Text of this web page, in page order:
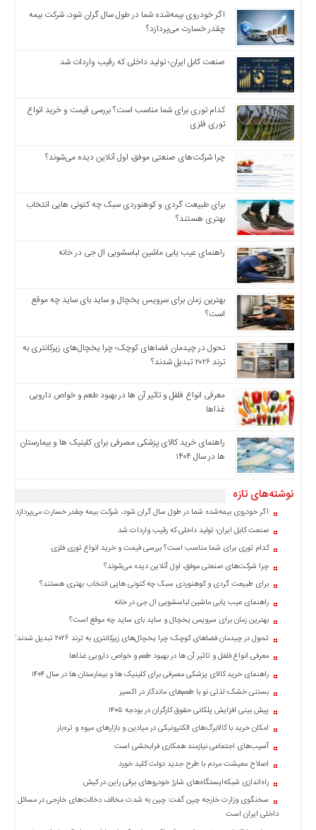
حوادث
اخبار
سیاسی
اخبار
فرهنگی
دسترسی
سریع
صفحه
اصلی
اخبار
ایران
اخبار
المللی
اخبار
اقتصادی
جدید
اخبار
حوادث
اخبار
سیاسی
اخبار
فرهنگی
اخبار
سایت
اگر خودروی بیمه‌شده شما در طول سال گران شود، شرکت بیمه
چقدر خسارت می‌پردازد؟
صنعت کابل ایران؛ تولید داخلی که رقیب واردات شد
کدام توری برای شما مناسب است؟ بررسی قیمت و خرید انواع
توری فلزی
چرا شرکت‌های صنعتی موفق، اول آنلاین دیده می‌شوند؟
برای طبیعت گردی و کوهنوردی سبک چه کتونی هایی انتخاب
بهتری هستند؟
راهنمای عیب یابی ماشین لباسشویی ال جی در خانه
بهترین زمان برای سرویس یخچال و ساید بای ساید چه موقع
است؟
تحول در چیدمان فضاهای کوچک؛ چرا یخچال‌های زیرکانتری به
ترند ۲۰۲۶ تبدیل شدند؟
معرفی انواع فلفل و تاثیر آن ‌ها در بهبود طعم و خواص دارویی
غذاها
راهنمای خرید کالای پزشکی مصرفی برای کلینیک ها و بیمارستان
ها در سال ۱۴۰۴
نوشته‌های تازه
اگر خودروی بیمه‌شده شما در طول سال گران شود، شرکت بیمه چقدر خسارت می‌پردازد؟
صنعت کابل ایران؛ تولید داخلی که رقیب واردات شد
کدام توری برای شما مناسب است؟ بررسی قیمت و خرید انواع توری فلزی
چرا شرکت‌های صنعتی موفق، اول آنلاین دیده می‌شوند؟
برای طبیعت گردی و کوهنوردی سبک چه کتونی هایی انتخاب بهتری هستند؟
راهنمای عیب یابی ماشین لباسشویی ال جی در خانه
بهترین زمان برای سرویس یخچال و ساید بای ساید چه موقع است؟
تحول در چیدمان فضاهای کوچک؛ چرا یخچال‌های زیرکانتری به ترند ۲۰۲۶ تبدیل شدند؟
معرفی انواع فلفل و تاثیر آن ‌ها در بهبود طعم و خواص دارویی غذاها
راهنمای خرید کالای پزشکی مصرفی برای کلینیک ها و بیمارستان ها در سال ۱۴۰۴
بستنی خشک؛ لذتی نو با طعم‌های ماندگار در اکسیر
پیش بینی افزایش پلکانی حقوق کارگران در بودجه ۱۴۰۵
امکان خرید با کالابرگ‌های الکترونیکی در میادین و بازارهای میوه و تره‌بار
آسیب‌های اجتماعی نیازمند همکاری فرابخشی است
اصلاح معیشت مردم با طرح جدید دولت کلید خورد
راه‌اندازی شبکه‌ایستگاه‌های شارژ خودروهای برقی راین در کیش
سخنگوی وزارت خارجه چین گفت: چین به شدت مخالف دخالت‌های خارجی در مسائل
داخلی ایران است